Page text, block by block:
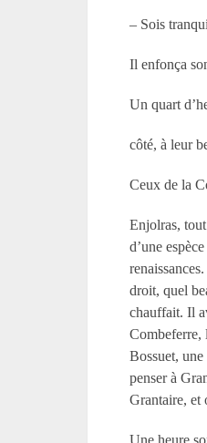
– Sois
Il enfonça
Un quart
côté, à leur
Ceux de la
Enjolras,
d’une
droit, quel
chauffait. Il
Combeferre,
Bossuet,
penser à
Grantaire, et
Une heure